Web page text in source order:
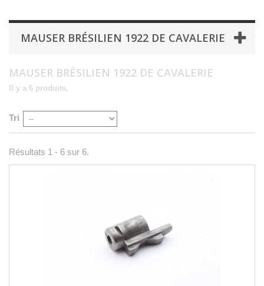
MAUSER BRÉSILIEN 1922 DE CAVALERIE
MAUSER BRÉSILIEN 1922 DE CAVALERIE
Il y a 6 produits.
Tri
Résultats 1 - 6 sur 6.